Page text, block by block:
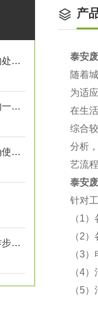
淀粉加工污水处理设备对于污水的处理工艺与方法
大型医院污水处理设备操作步骤的一般指南
简述淀粉加工污水处理设备的正确使用方法
宾馆酒店污水处理设备的正确操作步骤分享
产
泰安
随着
为适
在生
综合
分析
艺流
泰安
针对
（1
（2
（3
（4
（5